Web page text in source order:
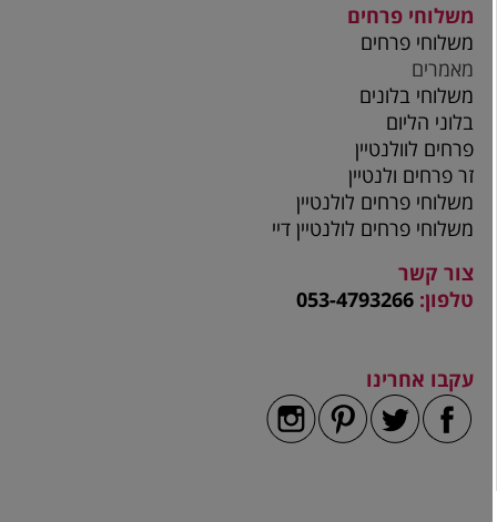
משלוחי פרחים
משלוחי פרחים
מאמרים
משלוחי בלונים
בלוני הליום
פרחים לוולנטיין
זר פרחים ולנטיין
משלוחי פרחים לולנטיין
משלוחי פרחים לולנטיין דיי
צור קשר
טלפון: 053-4793266
עקבו אחרינו